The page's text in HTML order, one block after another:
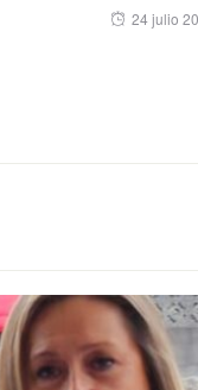
Posted
24 julio